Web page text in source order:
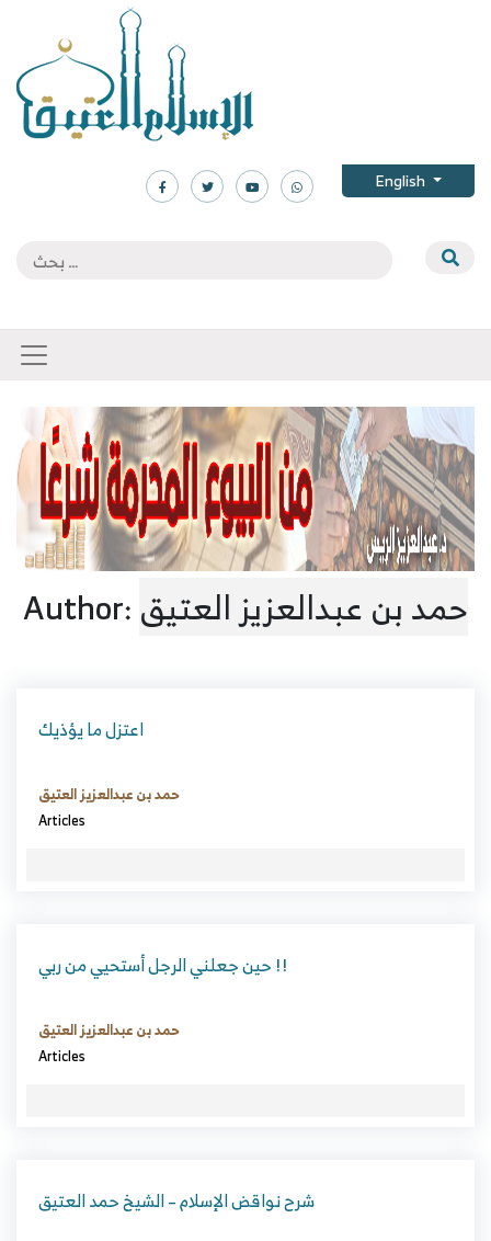
English
Author:حمد بن عبدالعزيز العتيق
اعتزل ما يؤذيك
حمد بن عبدالعزيز العتيق
Articles
حين جعلني الرجل أستحيي من ربي !!
حمد بن عبدالعزيز العتيق
Articles
شرح نواقض الإسلام – الشيخ حمد العتيق